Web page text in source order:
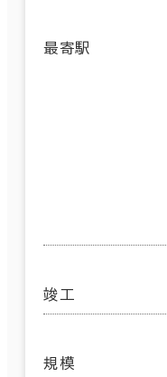
最寄駅
竣工
規模